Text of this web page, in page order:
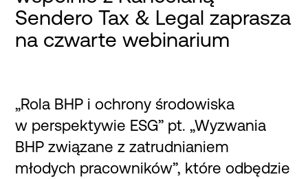
Sendero Tax & Legal zaprasza
na czwarte webinarium
„Rola BHP i ochrony środowiska
w perspektywie ESG” pt. „Wyzwania
BHP związane z zatrudnianiem
młodych pracowników”, które odbędzie